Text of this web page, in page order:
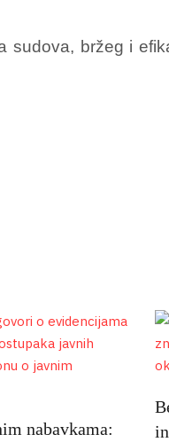
bržeg i
nabavkama: